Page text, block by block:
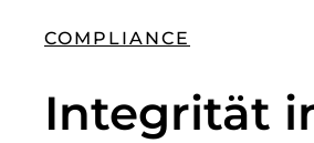
COMPLIANCE
Integrität